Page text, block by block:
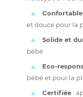
Confortable
et douce pour la
Solide et
bébé
Eco-
bébé et pour la
Certifiée :